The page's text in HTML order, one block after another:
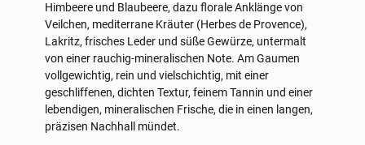
Himbeere und Blaubeere, dazu florale Anklänge von
Veilchen, mediterrane Kräuter (Herbes de Provence),
Lakritz, frisches Leder und süße Gewürze, untermalt
von einer rauchig-mineralischen Note. Am Gaumen
vollgewichtig, rein und vielschichtig, mit einer
geschliffenen, dichten Textur, feinem Tannin und einer
lebendigen, mineralischen Frische, die in einen langen,
präzisen Nachhall mündet.